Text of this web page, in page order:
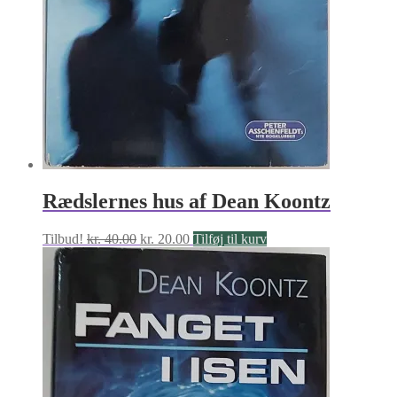
Rædslernes hus af Dean Koontz
Tilbud! kr.40.00 Den
oprindelige
pris
var:
kr. 20.00Den
aktuelle
er:
kr. 20.00.
Tilføj til kurv